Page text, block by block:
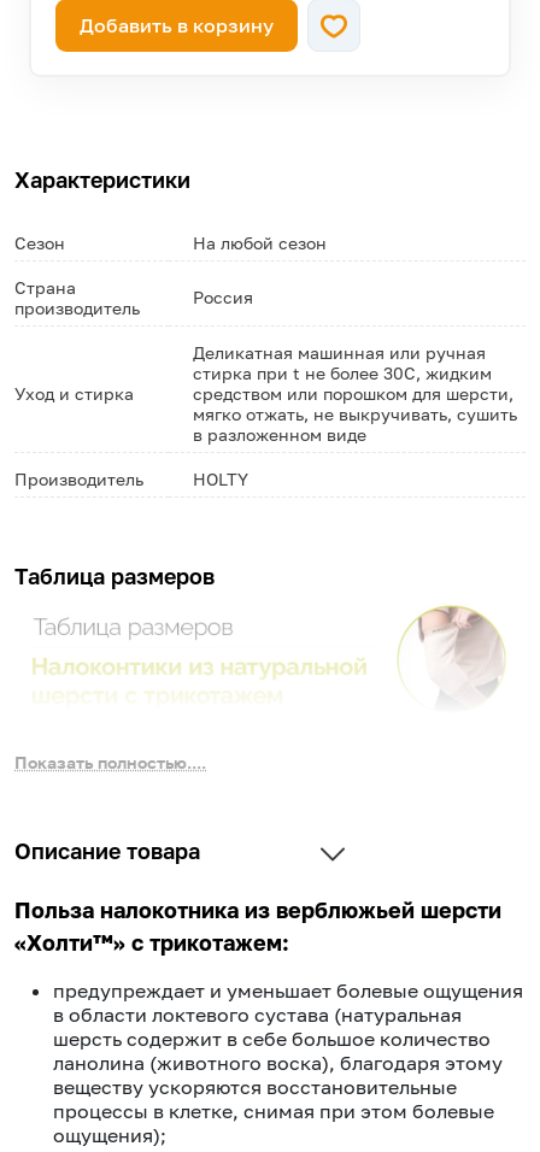
Добавить в корзину
Характеристики
Сезон На любой сезон
Страна
производитель
Россия
Уход и стирка
Деликатная машинная или ручная
стирка при t не более 30С, жидким
средством или порошком для шерсти,
мягко отжать, не выкручивать, сушить
в разложенном виде
Производитель HOLTY
Таблица размеров
Показать полностью....
Описание товара
Польза налокотника из верблюжьей шерсти
«Холти™» с трикотажем:
предупреждает и уменьшает болевые ощущения
в области локтевого сустава (натуральная
шерсть содержит в себе большое количество
ланолина (животного воска), благодаря этому
веществу ускоряются восстановительные
процессы в клетке, снимая при этом болевые
ощущения);